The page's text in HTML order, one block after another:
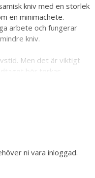
kniv med en storlek
en minimachete.
arbete och fungerar
kniv.
Men det är viktigt
bör torkas
då och då.
mellanrum och om den
Bladet ska torkas om
till en mindre kniv
ni vara inloggad.